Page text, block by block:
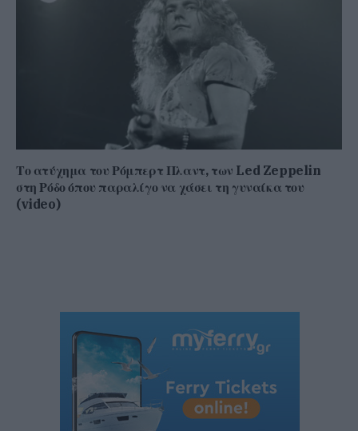
Το ατύχημα του Ρόμπερτ Πλαντ, των Led Zeppelin
στη Ρόδο όπου παραλίγο να χάσει τη γυναίκα του
(video)